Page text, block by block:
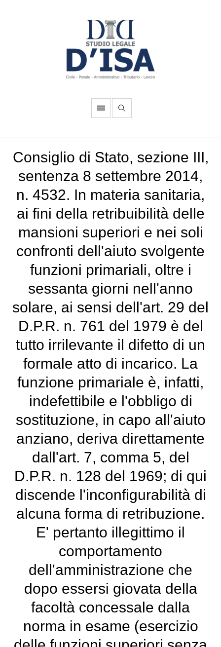
Consiglio di Stato, sezione III,
sentenza 8 settembre 2014,
n. 4532. In materia sanitaria,
ai fini della retribuibilità delle
mansioni superiori e nei soli
confronti dell'aiuto svolgente
funzioni primariali, oltre i
sessanta giorni nell'anno
solare, ai sensi dell'art. 29 del
D.P.R. n. 761 del 1979 è del
tutto irrilevante il difetto di un
formale atto di incarico. La
funzione primariale è, infatti,
indefettibile e l'obbligo di
sostituzione, in capo all'aiuto
anziano, deriva direttamente
dall'art. 7, comma 5, del
D.P.R. n. 128 del 1969; di qui
discende l'inconfigurabilità di
alcuna forma di retribuzione.
E' pertanto illegittimo il
comportamento
dell'amministrazione che
dopo essersi giovata della
facoltà concessale dalla
norma in esame (esercizio